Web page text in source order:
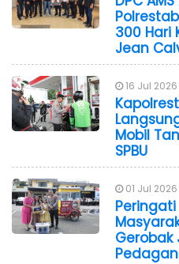
300 Hari
Jean
16 Jul 2026
Mobil
SPBU
01 Jul 2026
Peringati
Gerobak